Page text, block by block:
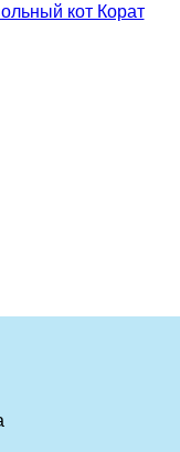
кот Корат